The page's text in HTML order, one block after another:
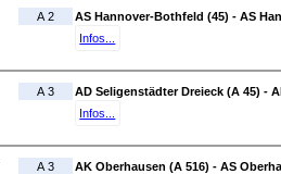
A 2
AS Hannover-Bothfeld (45) - AS
Infos...
A 3
AD Seligenstädter Dreieck (A 45) -
Infos...
A 3
AK Oberhausen (A 516) - AS